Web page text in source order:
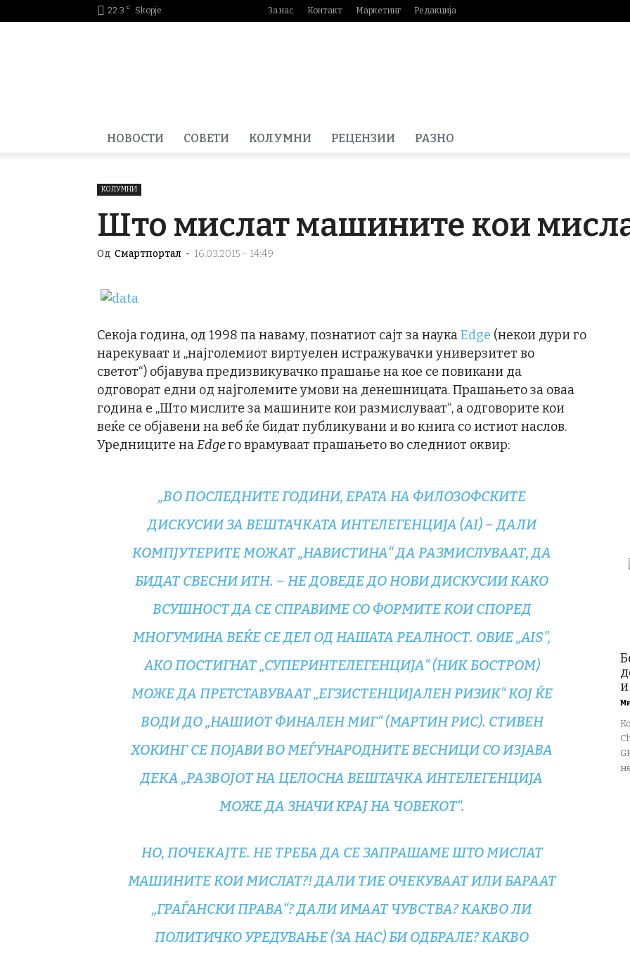
22.3 C Skopje За нас Контакт Маркетинг Редакција
НОВОСТИ СОВЕТИ КОЛУМНИ РЕЦЕНЗИИ РАЗНО
КОЛУМНИ
Што мислат машините кои
Од Смартпортал - 16.03.2015 - 14:49
Секоја година, од 1998 па наваму, познатиот сајт за наукаEdge (некои дури го
нарекуваат и „најголемиот виртуелен истражувачки универзитет во
светот“) објавува предизвикувачко прашање на кое се повикани да
одговорат едни од најголемите умови на денешницата. Прашањето за оваа
година е „Што мислите за машините кои размислуваат“, a одговорите кои
веќе се објавени на веб ќе бидат публикувани и во книга со истиот наслов.
Уредниците наEdgeго врамуваат прашањето во следниот оквир:
„ВО ПОСЛЕДНИТЕ ГОДИНИ, ЕРАТА НА ФИЛОЗОФСКИТЕ
ДИСКУСИИ ЗА ВЕШТАЧКАТА ИНТЕЛЕГЕНЦИЈА (AI) – ДАЛИ
КОМПЈУТЕРИТЕ МОЖАТ „НАВИСТИНА“ ДА РАЗМИСЛУВААТ, ДА
БИДАТ СВЕСНИ ИТН. – НЕ ДОВЕДЕ ДО НОВИ ДИСКУСИИ КАКО
ВСУШНОСТ ДА СЕ СПРАВИМЕ СО ФОРМИТЕ КОИ СПОРЕД
МНОГУМИНА ВЕЌЕ СЕ ДЕЛ ОД НАШАТА РЕАЛНОСТ. ОВИЕ „AIS”,
АКО ПОСТИГНАТ „СУПЕРИНТЕЛЕГЕНЦИЈА“ (НИК БОСТРОМ)
МОЖЕ ДА ПРЕТСТАВУВААТ „ЕГЗИСТЕНЦИЈАЛЕН РИЗИК“ КОЈ ЌЕ
ВОДИ ДО „НАШИОТ ФИНАЛЕН МИГ“ (МАРТИН РИС). СТИВЕН
ХОКИНГ СЕ ПОЈАВИ ВО МЕЃУНАРОДНИТЕ ВЕСНИЦИ СО ИЗЈАВА
ДЕКА „РАЗВОЈОТ НА ЦЕЛОСНА ВЕШТАЧКА ИНТЕЛЕГЕНЦИЈА
МОЖЕ ДА ЗНАЧИ КРАЈ НА ЧОВЕКОТ“.
НО, ПОЧЕКАЈТЕ. НЕ ТРЕБА ДА СЕ ЗАПРАШАМЕ ШТО МИСЛАТ
МАШИНИТЕ КОИ МИСЛАТ?! ДАЛИ ТИЕ ОЧЕКУВААТ ИЛИ БАРААТ
„ГРАЃАНСКИ ПРАВА“? ДАЛИ ИМААТ ЧУВСТВА? КАКВО ЛИ
ПОЛИТИЧКО УРЕДУВАЊЕ (ЗА НАС) БИ ОДБРАЛЕ? КАКВО